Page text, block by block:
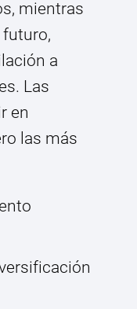
mientras
futuro,
a
Las
en
las más